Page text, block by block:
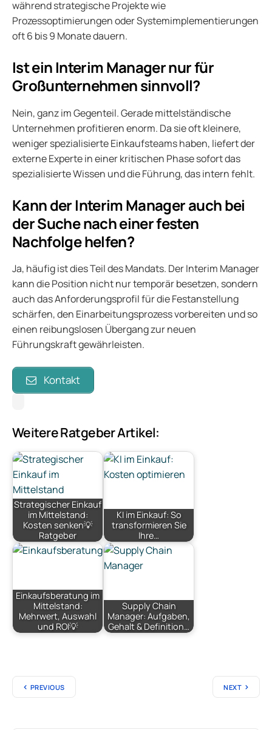
während strategische Projekte wie
Prozessoptimierungen oder Systemimplementierungen
oft 6 bis 9 Monate dauern.
Ist ein Interim Manager nur für
Großunternehmen sinnvoll?
Nein, ganz im Gegenteil. Gerade mittelständische
Unternehmen profitieren enorm. Da sie oft kleinere,
weniger spezialisierte Einkaufsteams haben, liefert der
externe Experte in einer kritischen Phase sofort das
spezialisierte Wissen und die Führung, das intern fehlt.
Kann der Interim Manager auch bei
der Suche nach einer festen
Nachfolge helfen?
Ja, häufig ist dies Teil des Mandats. Der Interim Manager
kann die Position nicht nur temporär besetzen, sondern
auch das Anforderungsprofil für die Festanstellung
schärfen, den Einarbeitungsprozess vorbereiten und so
einen reibungslosen Übergang zur neuen
Führungskraft gewährleisten.
Kontakt
Weitere Ratgeber Artikel:
Strategischer Einkauf
im Mittelstand:
Kosten senken💡
Ratgeber
KI im Einkauf: So
transformieren Sie
Ihre…
Einkaufsberatung im
Mittelstand:
Mehrwert, Auswahl
und ROI💡
Supply Chain
Manager: Aufgaben,
Gehalt & Definition…
PREVIOUS NEXT